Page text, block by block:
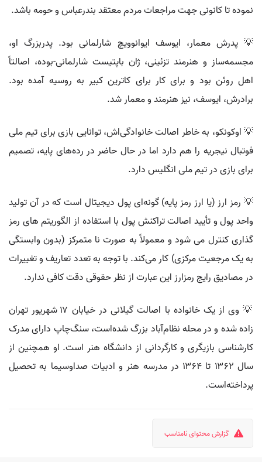
نموده تا کانونی جهت مراجعات مردم معتقد بندرعباس و حومه باشد.
💡 پدرش معمار، ایوسف ایوانوویچ شارلمانی بود. پدربزرگ او،
مجسمه‌ساز و هنرمند تزئینی، ژان باپتیست شارلمانی-بوده، اصالتاً
اهل روئن بود و برای کار برای کاترین کبیر به روسیه آمده بود.
برادرش، ایوسف، نیز هنرمند و معمار شد.
💡 اوکونکو، به خاطر اصالت خانوادگی‌اش، توانایی بازی برای تیم ملی
فوتبال نیجریه را هم دارد اما در حال حاضر در رده‌های پایه، تصمیم
برای بازی در تیم ملی انگلیس دارد‌.
💡 رمز ارز (یا ارز رمز پایه) گونه‌ای پول دیجیتال است که در آن تولید
واحد پول و تأیید اصالت تراکنش پول با استفاده از الگوریتم‌ های رمز
گذاری کنترل می‌ شود و معمولاً به صورت نا متمرکز (بدون وابستگی
به یک مرجعیت مرکزی) کار می‌کند. با توجه به تعدد تعاریف و تغییرات
در مصادیق رایج رمزارز این عبارت از نظر حقوقی دقت کافی ندارد.
💡 وی از یک خانواده با اصالت گیلانی در خیابان ۱۷ شهریور تهران
زاده شده و در محله نظام‌آباد بزرگ شده‌است، سنگ‌چاپ دارای مدرک
کارشناسی بازیگری و کارگردانی از دانشگاه هنر است. او همچنین از
سال ۱۳۶۲ تا ۱۳۶۴ در مدرسه هنر و ادبیات صداوسیما به تحصیل
پرداخته‌است.
گزارش محتوای نامناسب